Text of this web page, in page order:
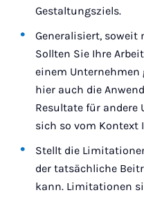
Gestaltungsziels.
Generalisiert, soweit
Sollten Sie Ihre
einem Unternehmen
hier auch die
Resultate für
sich so vom Kontext
Stellt die
der tatsächliche
kann. Limitationen